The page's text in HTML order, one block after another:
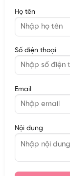
Họ tên
Số điện thoại
Email
Nội dung